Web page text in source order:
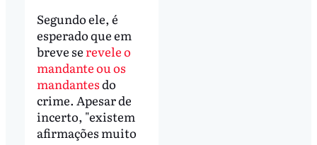
Segundo ele, é
esperado que em
breve se revele o
mandante ou os
mandantesdo
crime. Apesar de
incerto, "existem
afirmações muito